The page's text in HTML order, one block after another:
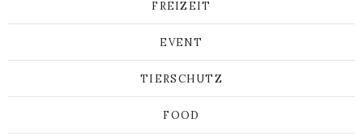
FREIZEIT
EVENT
TIERSCHUTZ
FOOD